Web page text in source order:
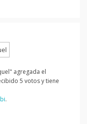
agregada el
5 votos y tiene
.